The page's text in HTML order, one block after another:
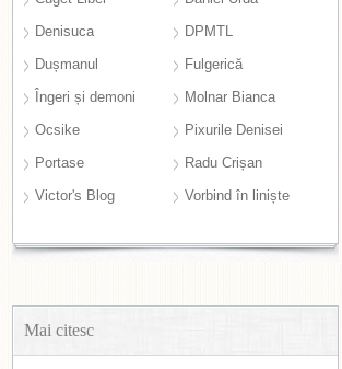
Denisuca
DPMTL
Dușmanul
Fulgerică
Îngeri și demoni
Molnar Bianca
Ocsike
Pixurile Denisei
Portase
Radu Crișan
Victor's Blog
Vorbind în liniște
Mai citesc